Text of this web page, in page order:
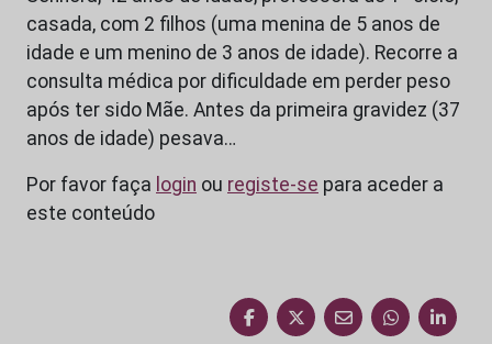
casada, com 2 filhos (uma menina de 5 anos de
idade e um menino de 3 anos de idade). Recorre a
consulta médica por dificuldade em perder peso
após ter sido Mãe. Antes da primeira gravidez (37
anos de idade) pesava…
Por favor faça login ou registe-se para aceder a
este conteúdo